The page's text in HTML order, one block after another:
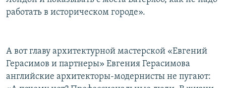
работать в историческом городе».
А вот главу архитектурной мастерской «Евгений
Герасимов и партнеры» Евгения Герасимова
английские архитекторы-модернисты не пугают: